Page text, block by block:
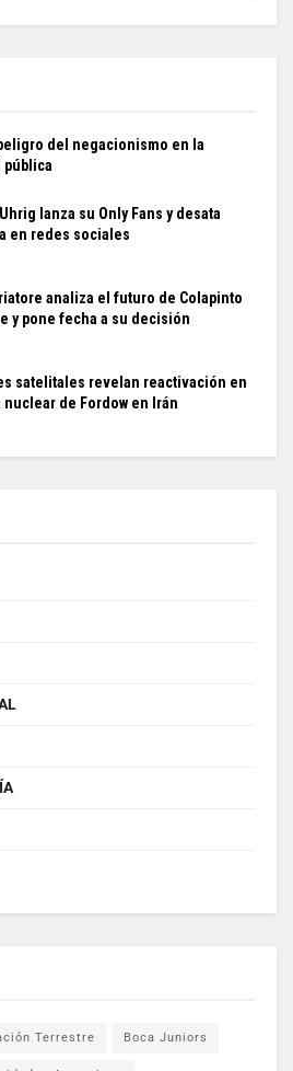
del negacionismo en la
pública
lanza su Only Fans y desata
en redes sociales
analiza el futuro de Colapinto
y pone fecha a su decisión
satelitales revelan reactivación en
nuclear de Fordow en Irán
Terrestre Boca Juniors